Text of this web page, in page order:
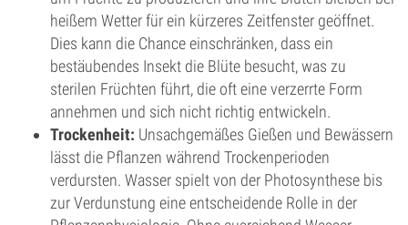
heißem Wetter für ein kürzeres Zeitfenster geöffnet.
Dies kann die Chance einschränken, dass ein
bestäubendes Insekt die Blüte besucht, was zu
sterilen Früchten führt, die oft eine verzerrte Form
annehmen und sich nicht richtig entwickeln.
Trockenheit: Unsachgemäßes Gießen und Bewässern
lässt die Pflanzen während Trockenperioden
verdursten. Wasser spielt von der Photosynthese bis
zur Verdunstung eine entscheidende Rolle in der